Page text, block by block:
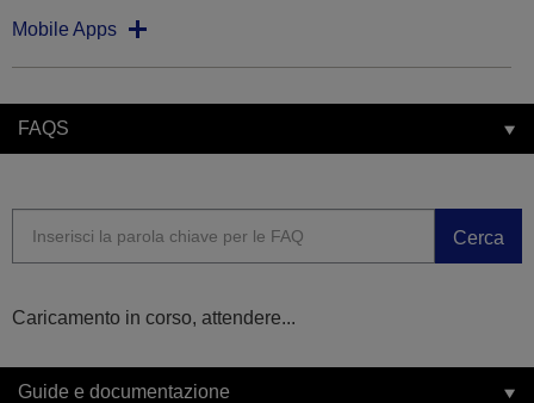
Mobile Apps
FAQS
Cerca
Caricamento in corso, attendere...
Guide e documentazione